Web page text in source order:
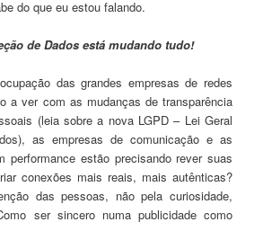
do que eu estou falando.
de Dados está mudando tudo!
das grandes empresas de redes
a ver com as mudanças de transparência
(leia sobre a nova LGPD – Lei Geral
as empresas de comunicação e as
performance estão precisando rever suas
conexões mais reais, mais autênticas?
das pessoas, não pela curiosidade,
ser sincero numa publicidade como